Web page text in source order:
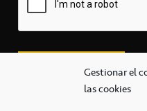
Gestionar el
las cookies